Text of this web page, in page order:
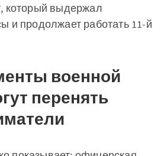
который выдержал
и продолжает работать 11-й
военной
перенять